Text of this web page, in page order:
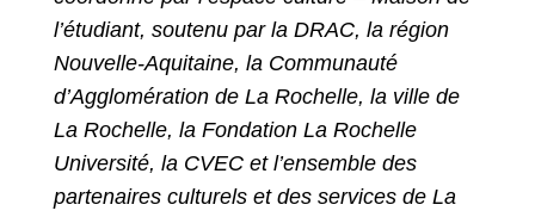
l’étudiant, soutenu par la DRAC, la région
Nouvelle-Aquitaine, la Communauté
d’Agglomération de La Rochelle, la ville de
La Rochelle, la Fondation La Rochelle
Université, la CVEC et l’ensemble des
partenaires culturels et des services de La